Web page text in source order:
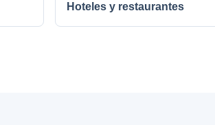
Hoteles y restaurantes